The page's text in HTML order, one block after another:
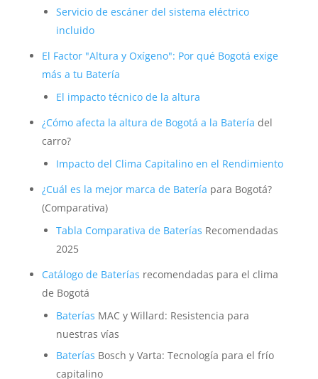
Servicio de escáner del sistema eléctrico
incluido
El Factor "Altura y Oxígeno": Por qué Bogotá exige
más a tu Batería
El impacto técnico de la altura
¿Cómo afecta la altura de Bogotá a la Batería del
carro?
Impacto del Clima Capitalino en el Rendimiento
¿Cuál es la mejor marca de Batería para Bogotá?
(Comparativa)
Tabla Comparativa de Baterías Recomendadas
2025
Catálogo de Baterías recomendadas para el clima
de Bogotá
Baterías MAC y Willard: Resistencia para
nuestras vías
Baterías Bosch y Varta: Tecnología para el frío
capitalino